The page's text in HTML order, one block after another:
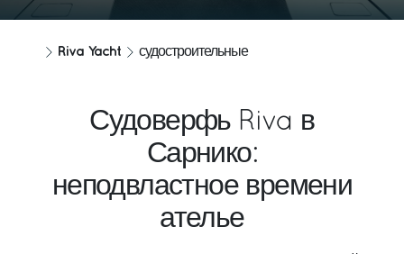
Riva Yacht судостроительные
Судоверфь Riva в
Сарнико:
неподвластное времени
ателье